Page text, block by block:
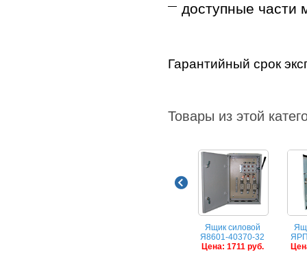
доступные части
Гарантийный срок
Товары из этой
Ящик силовой
Я8601-40370-32
Цена: 1711 руб.